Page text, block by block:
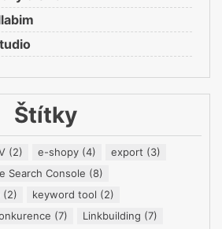
Štítky
(2) e-shopy (4) export (3)
Search Console (8)
(2) keyword tool (2)
(7) Linkbuilding (7)